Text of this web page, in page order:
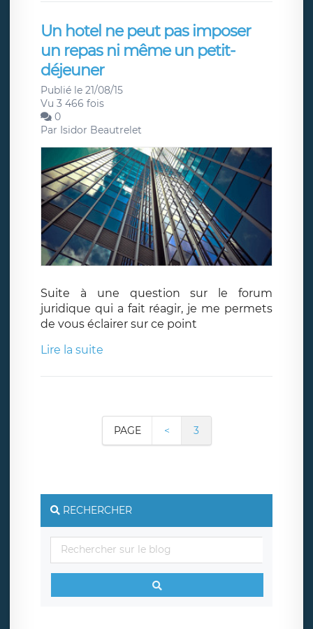
Un hotel ne peut pas imposer
un repas ni même un petit-
déjeuner
Publié le 21/08/15
Vu 3 466 fois
0
Par Isidor Beautrelet
Suite à une question sur le forum
juridique qui a fait réagir, je me permets
de vous éclairer sur ce point
Lire la suite
PAGE < 3
RECHERCHER